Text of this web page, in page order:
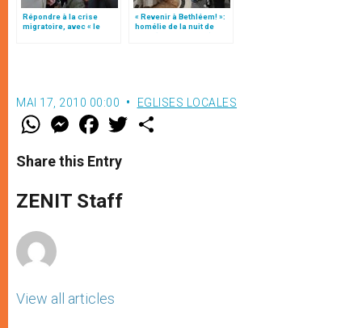
Répondre à la crise
migratoire, avec « le
« Revenir à Bethléem! »:
homélie de la nuit de
Noël (texte complet)
MAI 17, 2010 00:00 EGLISES LOCALES
W
t
s
p
p
M
e
s
e
g
e
F
a
e
b
o
k
w
Share this Entry
ZENIT Staff
View all articles